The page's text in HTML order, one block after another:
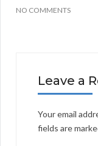
NO COMMENTS
Leave a
Your email
fields are